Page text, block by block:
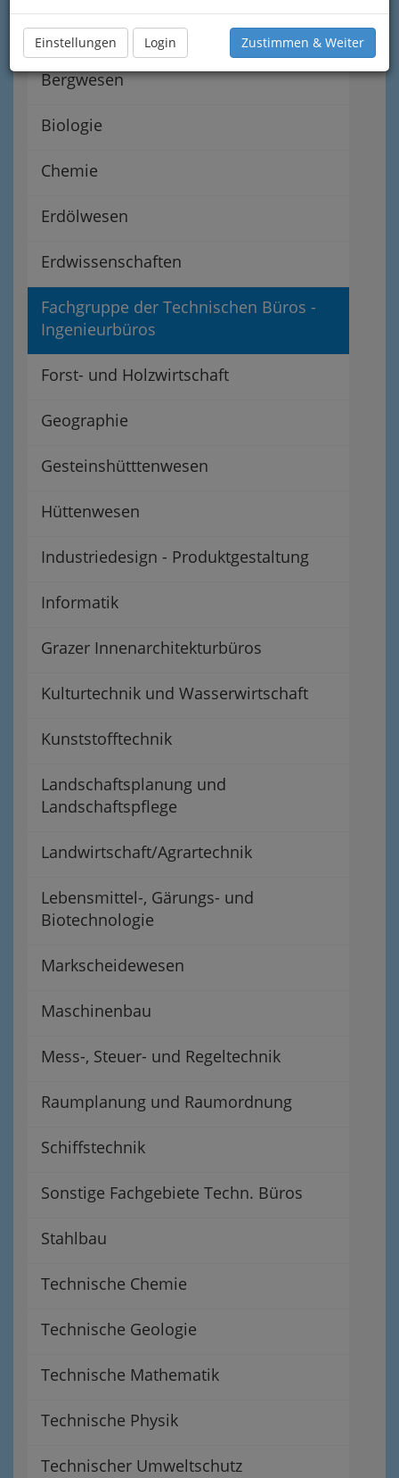
Einstellungen Login Zustimmen & Weiter
Bautechnik
Bergwesen
Biologie
Chemie
Erdölwesen
Erdwissenschaften
Fachgruppe der Technischen Büros -
Ingenieurbüros
Forst- und Holzwirtschaft
Geographie
Gesteinshütttenwesen
Hüttenwesen
Industriedesign - Produktgestaltung
Informatik
Grazer Innenarchitekturbüros
Kulturtechnik und Wasserwirtschaft
Kunststofftechnik
Landschaftsplanung und
Landschaftspflege
Landwirtschaft/Agrartechnik
Lebensmittel-, Gärungs- und
Biotechnologie
Markscheidewesen
Maschinenbau
Mess-, Steuer- und Regeltechnik
Raumplanung und Raumordnung
Schiffstechnik
Sonstige Fachgebiete Techn. Büros
Stahlbau
Technische Chemie
Technische Geologie
Technische Mathematik
Technische Physik
Technischer Umweltschutz